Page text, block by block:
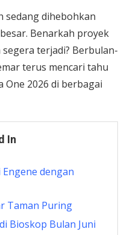
sedang dihebohkan
Benarkah proyek
terjadi? Berbulan-
terus mencari tahu
One 2026 di berbagai
In
dengan
Taman Puring
Bioskop Bulan Juni